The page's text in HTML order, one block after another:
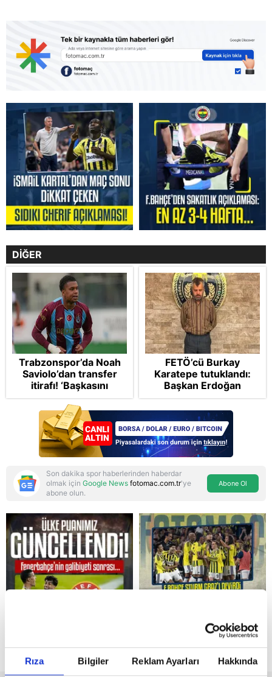
Rıza Bilgiler Reklam Ayarları Hakkında
Reddet
DİĞER
Trabzonspor’da Noah
Saviolo’dan transfer
itirafı! ‘Başkasını
izlemeye geldi’
FETÖ’cü Burkay
Karatepe tutuklandı:
Başkan Erdoğan
şikayetçi oldu! 5 suçtan
dava talebi
Son dakika spor haberlerinden haberdar
olmak için Google News fotomac.com.tr'ye
abone olun.
Abone Ol